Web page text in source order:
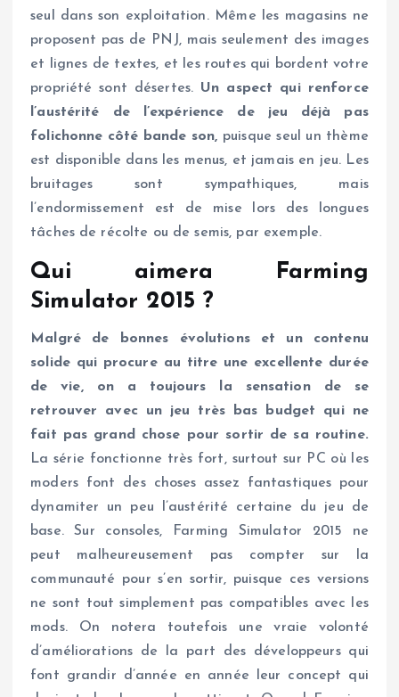
seul dans son exploitation. Même les magasins ne
proposent pas de PNJ, mais seulement des images
et lignes de textes, et les routes qui bordent votre
propriété sont désertes. Un aspect qui renforce
l’austérité de l’expérience de jeu déjà pas
folichonne côté bande son, puisque seul un thème
est disponible dans les menus, et jamais en jeu. Les
bruitages sont sympathiques, mais
l’endormissement est de mise lors des longues
tâches de récolte ou de semis, par exemple.
Qui aimera Farming
Simulator 2015 ?
Malgré de bonnes évolutions et un contenu
solide qui procure au titre une excellente durée
de vie, on a toujours la sensation de se
retrouver avec un jeu très bas budget qui ne
fait pas grand chose pour sortir de sa routine.
La série fonctionne très fort, surtout sur PC où les
moders font des choses assez fantastiques pour
dynamiter un peu l’austérité certaine du jeu de
base. Sur consoles, Farming Simulator 2015 ne
peut malheureusement pas compter sur la
communauté pour s’en sortir, puisque ces versions
ne sont tout simplement pas compatibles avec les
mods. On notera toutefois une vraie volonté
d’améliorations de la part des développeurs qui
font grandir d’année en année leur concept qui